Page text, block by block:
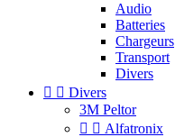
Audio
Batteries
Chargeurs
Transport
Divers
  Divers
3M Peltor
  Alfatronix